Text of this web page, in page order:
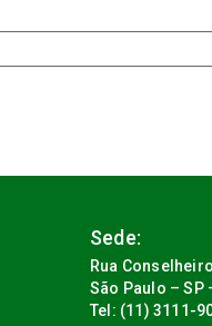
Sede:
Rua
São Paulo – SP
Tel: (11) 3111-